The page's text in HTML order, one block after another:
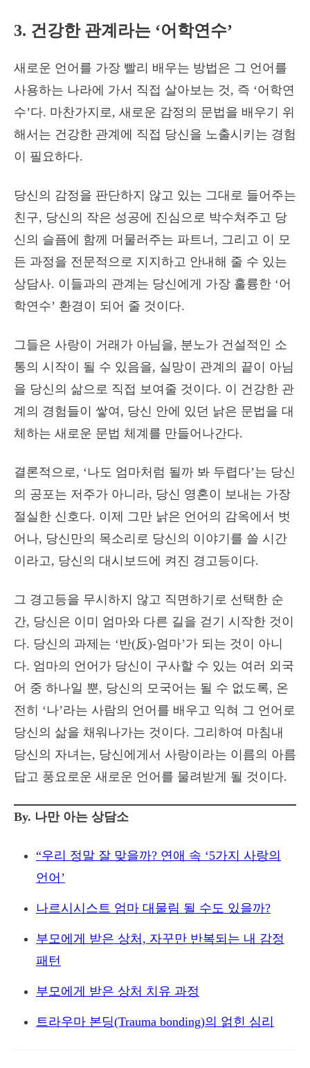
3. 건강한 관계라는 ‘어학연수’
새로운 언어를 가장 빨리 배우는 방법은 그 언어를
사용하는 나라에 가서 직접 살아보는 것, 즉 ‘어학연
수’다. 마찬가지로, 새로운 감정의 문법을 배우기 위
해서는 건강한 관계에 직접 당신을 노출시키는 경험
이 필요하다.
당신의 감정을 판단하지 않고 있는 그대로 들어주는
친구, 당신의 작은 성공에 진심으로 박수쳐주고 당
신의 슬픔에 함께 머물러주는 파트너, 그리고 이 모
든 과정을 전문적으로 지지하고 안내해 줄 수 있는
상담사. 이들과의 관계는 당신에게 가장 훌륭한 ‘어
학연수’ 환경이 되어 줄 것이다.
그들은 사랑이 거래가 아님을, 분노가 건설적인 소
통의 시작이 될 수 있음을, 실망이 관계의 끝이 아님
을 당신의 삶으로 직접 보여줄 것이다. 이 건강한 관
계의 경험들이 쌓여, 당신 안에 있던 낡은 문법을 대
체하는 새로운 문법 체계를 만들어나간다.
결론적으로, ‘나도 엄마처럼 될까 봐 두렵다’는 당신
의 공포는 저주가 아니라, 당신 영혼이 보내는 가장
절실한 신호다. 이제 그만 낡은 언어의 감옥에서 벗
어나, 당신만의 목소리로 당신의 이야기를 쓸 시간
이라고, 당신의 대시보드에 켜진 경고등이다.
그 경고등을 무시하지 않고 직면하기로 선택한 순
간, 당신은 이미 엄마와 다른 길을 걷기 시작한 것이
다. 당신의 과제는 ‘반(反)-엄마’가 되는 것이 아니
다. 엄마의 언어가 당신이 구사할 수 있는 여러 외국
어 중 하나일 뿐, 당신의 모국어는 될 수 없도록, 온
전히 ‘나’라는 사람의 언어를 배우고 익혀 그 언어로
당신의 삶을 채워나가는 것이다. 그리하여 마침내
당신의 자녀는, 당신에게서 사랑이라는 이름의 아름
답고 풍요로운 새로운 언어를 물려받게 될 것이다.
By. 나만 아는 상담소
“우리 정말 잘 맞을까? 연애 속 ‘5가지 사랑의
언어’
나르시시스트 엄마 대물림 될 수도 있을까?
부모에게 받은 상처, 자꾸만 반복되는 내 감정
패턴
부모에게 받은 상처 치유 과정
트라우마 본딩(Trauma bonding)의 얽힌 심리